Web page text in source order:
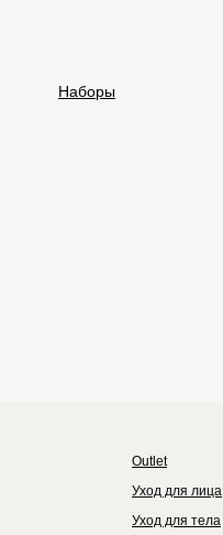
Наборы
Outlet
Уход для лица
Уход для тела